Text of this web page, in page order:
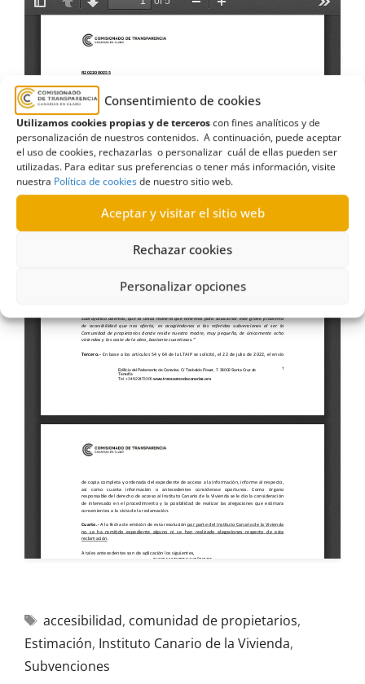
Consentimiento de cookies
Utilizamos cookies propias y de terceroscon fines analíticos y de
personalización de nuestros contenidos. A continuación, puede aceptar
el uso de cookies, rechazarlas o personalizar cuál de ellas pueden ser
utilizadas. Para editar sus preferencias o tener más información, visite
nuestra Política de cookiesde nuestro sitio web.
Aceptar y visitar el sitio web
Rechazar cookies
Personalizar opciones
accesibilidad, comunidad de propietarios,
Estimación, Instituto Canario de la Vivienda,
Subvenciones